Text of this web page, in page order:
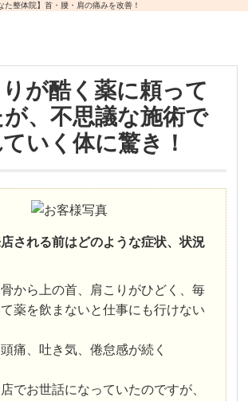
た整体院】首・腰・肩の痛みを改善！
が酷く薬に頼って
、不思議な施術で
いく体に驚き！
される前はどのような症状、状況
から上の首、肩こりがひどく、毎
薬を飲まないと仕事にも行けない
痛、吐き気、倦怠感が続く
でお世話になっていたのですが、